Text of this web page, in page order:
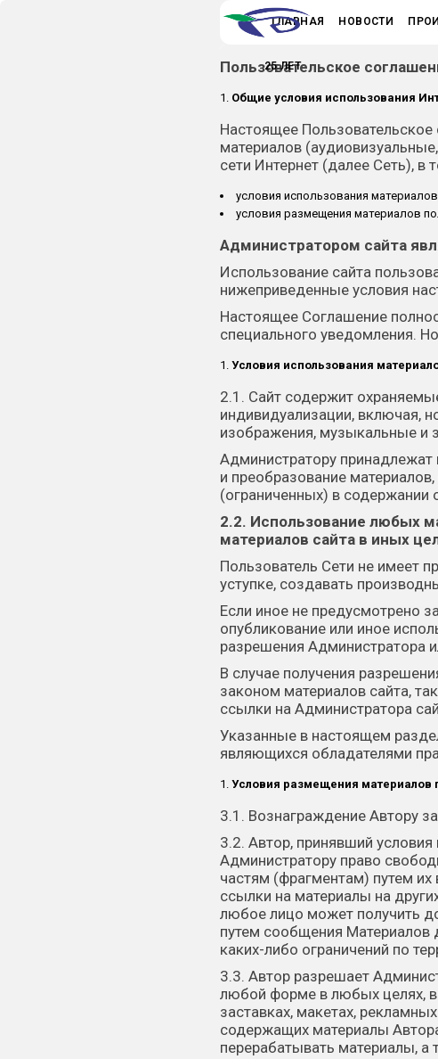
ГЛАВНАЯ НОВОСТИ
25 ЛЕТ
Пользовательское
Общие условия использования
Настоящее Пользовательское
материалов
сети Интернет (далее Сеть), в
условия использования
условия размещения материалов
Администратором сайта
Использование сайта
нижеприведенные условия
Настоящее Соглашение
специального уведомления.
Условия использования
2.1. Сайт содержит
индивидуализации, включая,
изображения, музыкальные и
Администратору принадлежат
и преобразование
(ограниченных) в содержании
2.2. Использование любых
материалов сайта в иных
Пользователь Сети не имеет
уступке, создавать
Если иное не предусмотрено
опубликование или иное
разрешения Администратора
В случае получения
законом материалов сайта,
ссылки на Администратора
Указанные в настоящем
являющихся обладателями
Условия размещения материалов
3.1. Вознаграждение Автору
3.2. Автор, принявший
Администратору право
частям (фрагментам) путем
ссылки на материалы на
любое лицо может получить
путем сообщения Материалов
каких-либо ограничений по
3.3. Автор разрешает
любой форме в любых целях, в
заставках, макетах,
содержащих материалы
перерабатывать материалы,